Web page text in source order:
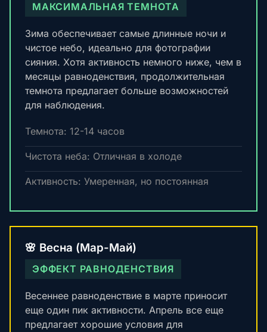
МАКСИМАЛЬНАЯ ТЕМНОТА
Зима обеспечивает самые длинные ночи и
чистое небо, идеально для фотографии
сияния. Хотя активность немного ниже, чем в
месяцы равноденствия, продолжительная
темнота предлагает больше возможностей
для наблюдения.
Темнота: 12-14 часов
Чистота неба: Отличная в холоде
Активность: Умеренная, но постоянная
🌸 Весна (Мар-Май)
ЭФФЕКТ РАВНОДЕНСТВИЯ
Весеннее равноденствие в марте приносит
еще один пик активности. Апрель все еще
предлагает хорошие условия для